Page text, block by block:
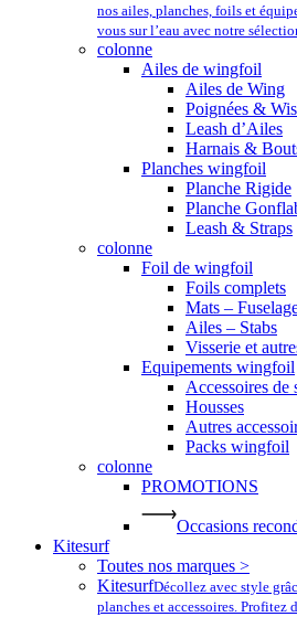
nos ailes, planches, foils et
vous sur l’eau avec notre
colonne
Ailes de wingfoil
Ailes de Wing
Poignées &
Leash d’Ailes
Harnais &
Planches wingfoil
Planche Rigide
Planche
Leash & Straps
colonne
Foil de wingfoil
Foils complets
Mats –
Ailes – Stabs
Visserie et
Equipements wingfoil
Accessoires de
Housses
Autres
Packs wingfoil
colonne
PROMOTIONS
Occasions
Kitesurf
Toutes nos marques >
KitesurfDécollez avec style
planches et accessoires. Profitez